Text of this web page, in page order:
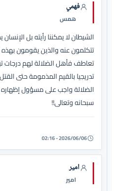
فهمي
همس
الشيطان لا يمكننا رأيته بل
تتكلمون عنه والذين يقومون بهذه
تعاطف فأهل الضلالة لهم درجات
تدريجيا بالقيم المذمومة حتى
الضلالة واجب على مسؤول إظهاره
سبحانه وتعالى!!
2026/06/06 - 02:16
امير
امير